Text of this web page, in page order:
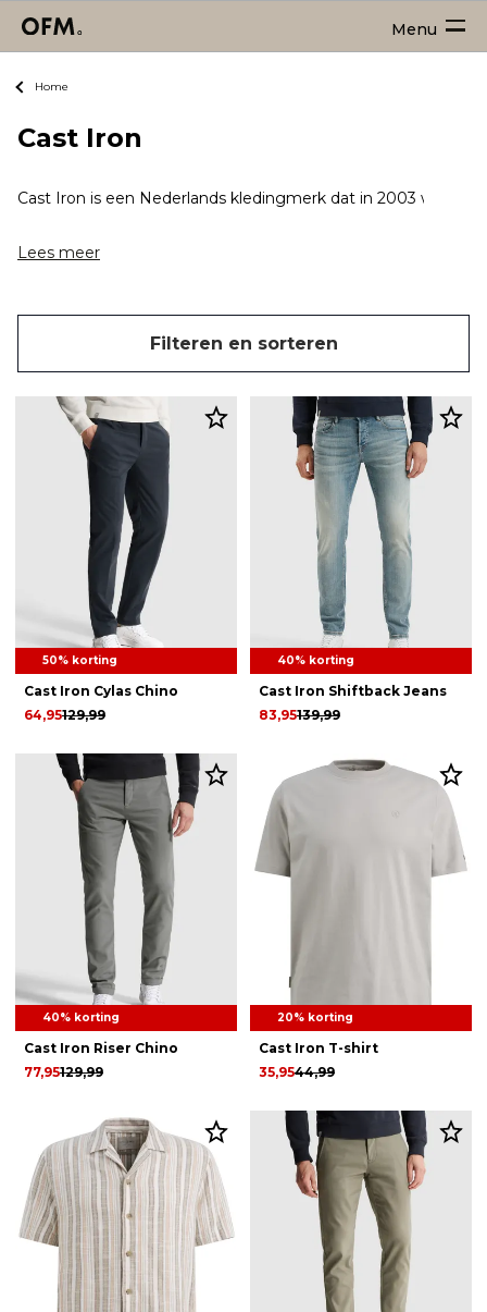
Menu
Home
Cast Iron
Cast Iron is een Nederlands kledingmerk dat in 2003 werd
Lees meer
Filteren en sorteren
50% korting
Cast Iron Cylas Chino
129,99
64,95
40% korting
Cast Iron Shiftback Jeans
139,99
83,95
40% korting
Cast Iron Riser Chino
129,99
77,95
20% korting
Cast Iron T-shirt
44,99
35,95